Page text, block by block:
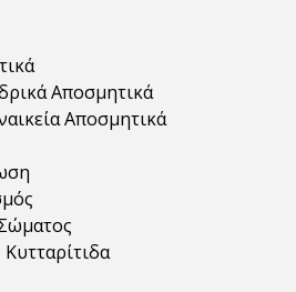
Αποσμητικά
Αποσμητικά